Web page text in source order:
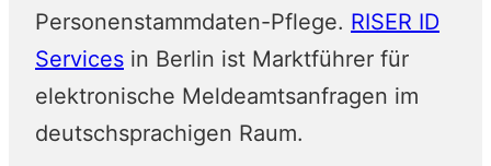
Personenstammdaten-Pflege. RISER ID
Services in Berlin ist Marktführer für
elektronische Meldeamtsanfragen im
deutschsprachigen Raum.